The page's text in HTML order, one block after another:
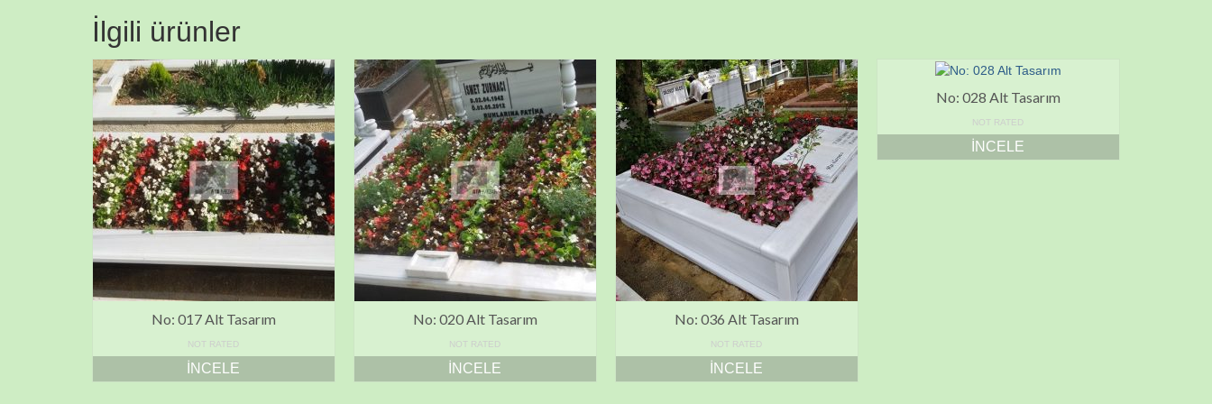
İlgili ürünler
No: 017 Alt Tasarım
NOT RATED
İNCELE
No: 020 Alt Tasarım
NOT RATED
İNCELE
No: 036 Alt Tasarım
NOT RATED
İNCELE
No: 028 Alt Tasarım
NOT RATED
İNCELE